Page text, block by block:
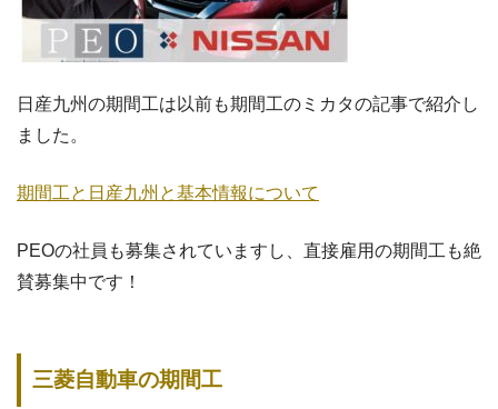
日産九州の期間工は以前も期間工のミカタの記事で紹介し
ました。
期間工と日産九州と基本情報について
PEOの社員も募集されていますし、直接雇用の期間工も絶
賛募集中です！
三菱自動車の期間工